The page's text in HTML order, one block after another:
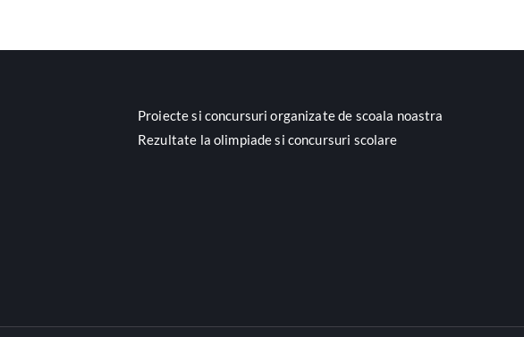
Proiecte si concursuri organizate de scoala noastra
Rezultate la olimpiade si concursuri scolare